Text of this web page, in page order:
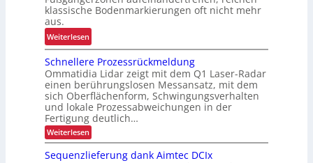
z
u
r
K
I
u
g
f
ü
r
R
e
c
y
c
l
r
E
r
g
n
o
m
i
e
u
klassische Bodenmarkierungen oft nicht mehr
aus.
Weiterlesen:
A
r
b
e
t
s
s
i
Schnellere Prozessrückmeldung
Ommatidia Lidar zeigt mit dem Q1 Laser-Radar
einen berührungslosen Messansatz, mit dem
sich Oberflächenform, Schwingungsverhalten
und lokale Prozessabweichungen in der
Fertigung deutlich…
Weiterlesen:
S
c
h
Sequenzlieferung dank Aimtec DCIx